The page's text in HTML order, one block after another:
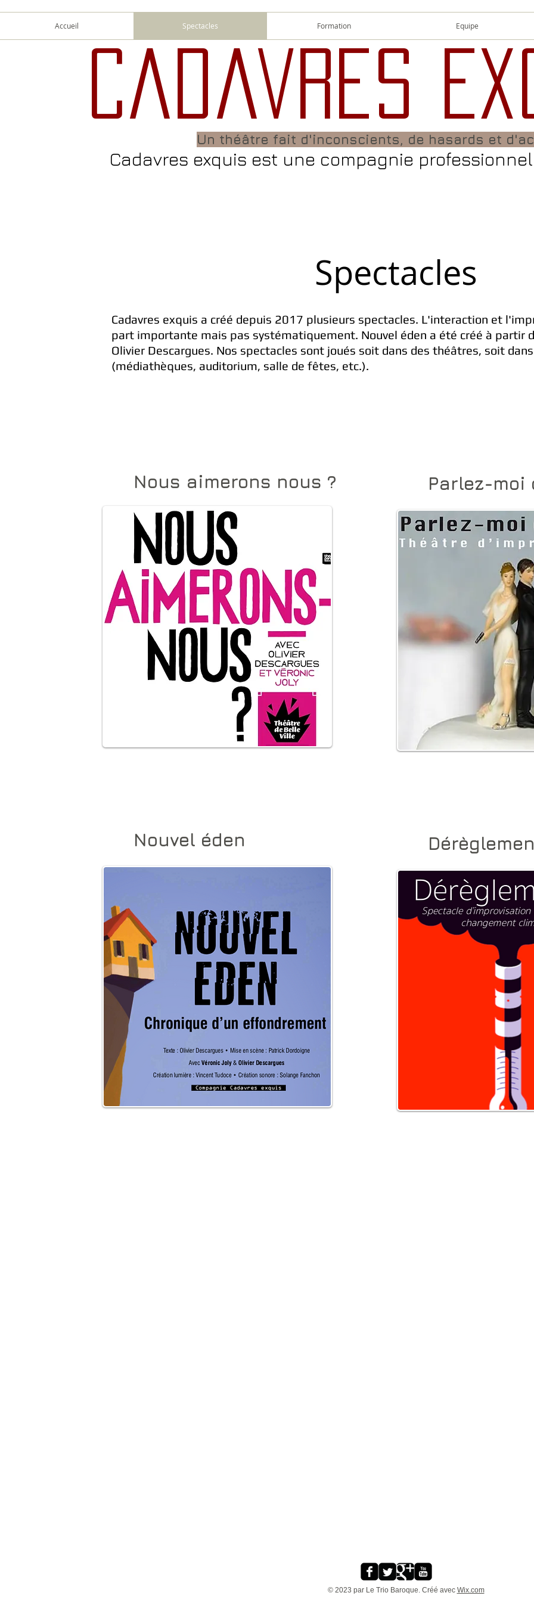
Accueil Spectacles Formation Equipe
Cadavres
Un théâtre fait d'inconscients, de hasards et
Cadavres exquis est une compagnie
Spectacles
Cadavres exquis a créé depuis 2017 plusieurs spectacles. L'interaction et
part importante mais pas systématiquement. Nouvel éden a été créé à partir
Olivier Descargues. Nos spectacles sont joués soit dans des théâtres, soit
(médiathèques, auditorium, salle de fêtes, etc.).
Nous aimerons nous ?
Nouvel éden
Parlez-moi
© 2023 par Le Trio Baroque. Créé avec Wix.com